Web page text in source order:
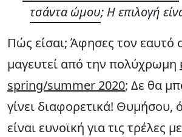
τσάντα ώμου; Η επιλογή
Πώς είσαι; Άφησες τον εαυτό
μαγευτεί από την πολύχρωμη
spring/summer 2020; Δε θα
γίνει διαφορετικά! Θυμήσου,
είναι ευνοϊκή για τις τρέλες